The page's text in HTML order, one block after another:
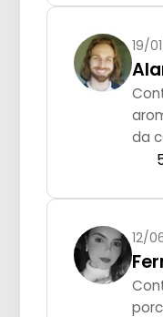
19/
da
12/